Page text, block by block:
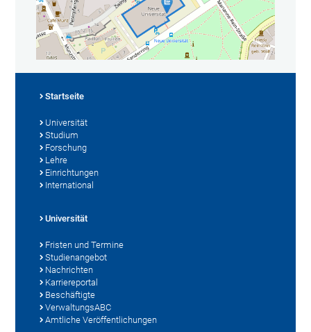
Startseite
Universität
Studium
Forschung
Lehre
Einrichtungen
International
Universität
Fristen und Termine
Studienangebot
Nachrichten
Karriereportal
Beschäftigte
VerwaltungsABC
Amtliche Veröffentlichungen